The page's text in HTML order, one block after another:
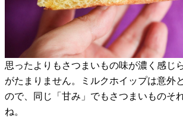
思ったよりもさつまいもの味が濃く感じ
がたまりません。ミルクホイップは意外
ので、同じ「甘み」でもさつまいものそ
ね。